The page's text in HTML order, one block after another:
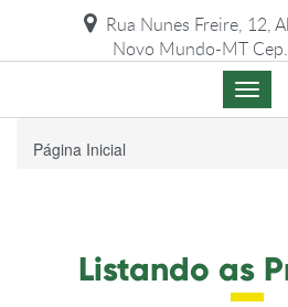
Rua Nunes Freire, 12,
Novo Mundo-MT
Menu
de
Página Inicial
Listando as